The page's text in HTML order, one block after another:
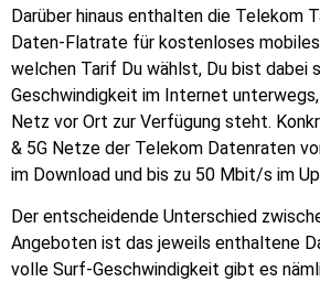
Darüber hinaus enthalten die Telekom
Daten-Flatrate für kostenloses
welchen Tarif Du wählst, Du bist dabei
Geschwindigkeit im Internet
Netz vor Ort zur Verfügung steht.
& 5G Netze der Telekom Datenraten
im Download und bis zu 50 Mbit/s im
Der entscheidende Unterschied
Angeboten ist das jeweils enthaltene
volle Surf-Geschwindigkeit gibt es